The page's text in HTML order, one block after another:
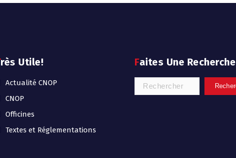
Très Utile!
Actualité CNOP
CNOP
Officines
Textes et Réglementations
Faites Une Recherche